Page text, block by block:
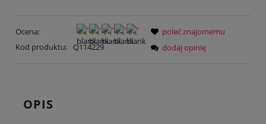
Ocena:
Kod produktu:
Q114229
poleć znajomemu
dodaj opinię
OPIS